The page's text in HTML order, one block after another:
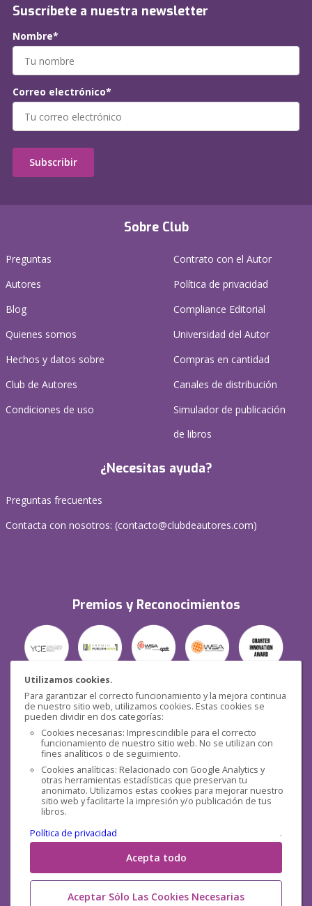
Utilizamos cookies.
Para garantizar el correcto funcionamiento y la mejora continua
de nuestro sitio web, utilizamos cookies. Estas cookies se
pueden dividir en dos categorías:
Cookies necesarias: Imprescindible para el correcto
funcionamiento de nuestro sitio web. No se utilizan con
fines analíticos o de seguimiento.
Cookies analíticas: Relacionado con Google Analytics y
otras herramientas estadísticas que preservan tu
anonimato. Utilizamos estas cookies para mejorar nuestro
sitio web y facilitarte la impresión y/o publicación de tus
libros.
Política de privacidad
.
Acepta todo
Aceptar Sólo Las Cookies Necesarias
Sobre Club
Preguntas
Autores
Blog
Quienes somos
Hechos y datos sobre
Club de Autores
Condiciones de uso
Contrato con el Autor
Política de privacidad
Compliance Editorial
Universidad del Autor
Compras en cantidad
Canales de distribución
Simulador de publicación
de libros
¿Necesitas ayuda?
Preguntas frecuentes
Contacta con nosotros: (contacto@clubdeautores.com)
Premios y Reconocimientos
Seguridad
Redes sociales
Suscríbete a nuestra newsletter
Nombre*
Correo electrónico*
Subscribir